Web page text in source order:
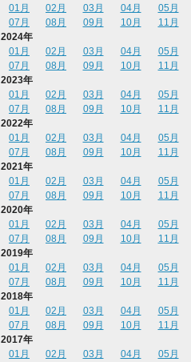
01月
02月 03月 04月 05月
07月
08月 09月 10月 11月
2024年
01月
02月 03月 04月 05月
07月
08月 09月 10月 11月
2023年
01月
02月 03月 04月 05月
07月
08月 09月 10月 11月
2022年
01月
02月 03月 04月 05月
07月
08月 09月 10月 11月
2021年
01月
02月 03月 04月 05月
07月
08月 09月 10月 11月
2020年
01月
02月 03月 04月 05月
07月
08月 09月 10月 11月
2019年
01月
02月 03月 04月 05月
07月
08月 09月 10月 11月
2018年
01月
02月 03月 04月 05月
07月
08月 09月 10月 11月
2017年
01月
02月 03月 04月 05月